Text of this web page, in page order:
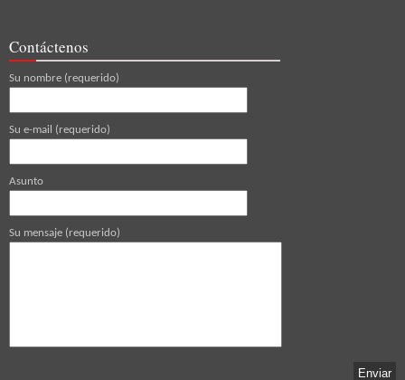
Contáctenos
Su nombre (requerido)
Su e-mail (requerido)
Asunto
Su mensaje (requerido)